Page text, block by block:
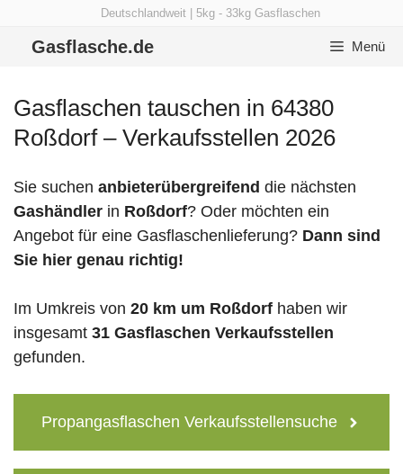
Deutschlandweit | 5kg - 33kg Gasflaschen
Gasflasche.de Menü
Gasflaschen tauschen in 64380
Roßdorf – Verkaufsstellen 2026
Sie suchen anbieterübergreifend die nächsten
Gashändler in Roßdorf? Oder möchten ein
Angebot für eine Gasflaschenlieferung? Dann sind
Sie hier genau richtig!
Im Umkreis von 20 km um Roßdorf haben wir
insgesamt 31 Gasflaschen Verkaufsstellen
gefunden.
Propangasflaschen Verkaufsstellensuche